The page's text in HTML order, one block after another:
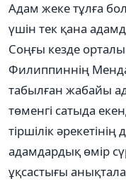
Адам жеке тұлға
үшін тек қана
Соңғы кезде
Филиппиннің
табылған жабайы
төменгі сатыда
тіршілік
адамдардық өмір
ұқсастығы